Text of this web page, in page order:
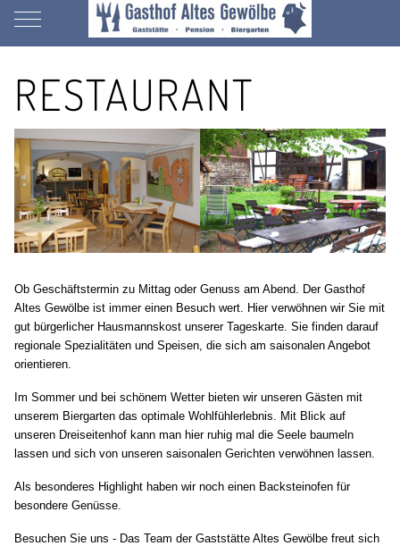
Mobile Menu Toggle
RESTAURANT
Ob Geschäftstermin zu Mittag oder Genuss am Abend. Der Gasthof
Altes Gewölbe ist immer einen Besuch wert. Hier verwöhnen wir Sie mit
gut bürgerlicher Hausmannskost unserer Tageskarte. Sie finden darauf
regionale Spezialitäten und Speisen, die sich am saisonalen Angebot
orientieren.
Im Sommer und bei schönem Wetter bieten wir unseren Gästen mit
unserem Biergarten das optimale Wohlfühlerlebnis. Mit Blick auf
unseren Dreiseitenhof kann man hier ruhig mal die Seele baumeln
lassen und sich von unseren saisonalen Gerichten verwöhnen lassen.
Als besonderes Highlight haben wir noch einen Backsteinofen für
besondere Genüsse.
Besuchen Sie uns - Das Team der Gaststätte Altes Gewölbe freut sich